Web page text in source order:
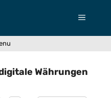
Menü
Währungen